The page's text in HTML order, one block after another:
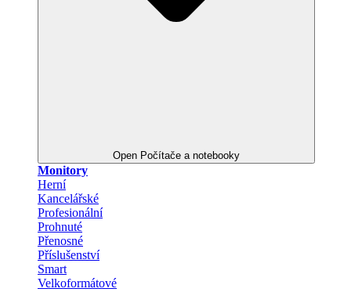
Open Počítače a notebooky
Monitory
Herní
Kancelářské
Profesionální
Prohnuté
Přenosné
Příslušenství
Smart
Velkoformátové